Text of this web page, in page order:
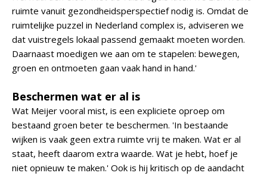
ruimte vanuit gezondheidsperspectief nodig is. Omdat de
ruimtelijke puzzel in Nederland complex is, adviseren we
dat vuistregels lokaal passend gemaakt moeten worden.
Daarnaast moedigen we aan om te stapelen: bewegen,
groen en ontmoeten gaan vaak hand in hand.'
Beschermen wat er al is
Wat Meijer vooral mist, is een expliciete oproep om
bestaand groen beter te beschermen. 'In bestaande
wijken is vaak geen extra ruimte vrij te maken. Wat er al
staat, heeft daarom extra waarde. Wat je hebt, hoef je
niet opnieuw te maken.' Ook is hij kritisch op de aandacht